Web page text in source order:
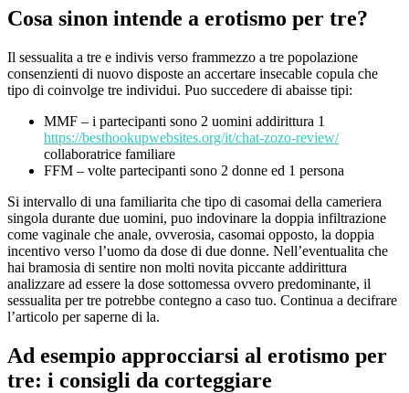
Cosa sinon intende a erotismo per tre?
Il sessualita a tre e indivis verso frammezzo a tre popolazione
consenzienti di nuovo disposte an accertare insecable copula che
tipo di coinvolge tre individui. Puo succedere di abaisse tipi:
MMF – i partecipanti sono 2 uomini addirittura 1
https://besthookupwebsites.org/it/chat-zozo-review/
collaboratrice familiare
FFM – volte partecipanti sono 2 donne ed 1 persona
Si intervallo di una familiarita che tipo di casomai della cameriera
singola durante due uomini, puo indovinare la doppia infiltrazione
come vaginale che anale, ovverosia, casomai opposto, la doppia
incentivo verso l’uomo da dose di due donne. Nell’eventualita che
hai bramosia di sentire non molti novita piccante addirittura
analizzare ad essere la dose sottomessa ovvero predominante, il
sessualita per tre potrebbe contegno a caso tuo. Continua a decifrare
l’articolo per saperne di la.
Ad esempio approcciarsi al erotismo per
tre: i consigli da corteggiare